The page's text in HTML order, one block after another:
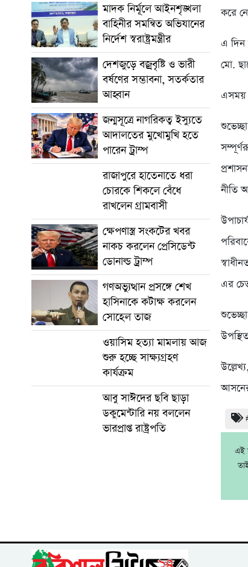
মাদক নির্মূলে আইনশৃঙ্খলা
বাহিনীর সমন্বিত অভিযানের
নির্দেশ স্বরাষ্ট্রমন্ত্রীর
দেশজুড়ে বজ্রবৃষ্টি ও ভারী
বর্ষণের সম্ভাবনা, সতর্কতার
আহ্বান
জন্মসূত্রে নাগরিকত্ব ইস্যুতে
আদালতের মুখোমুখি হতে
পারেন ট্রাম্প
রাজাপুরে হাতেনাতে ধরা
চোরকে শিকলে বেঁধে
রাখলেন গ্রামবাসী
ক্ষেপণাস্ত্র সংকটের খবর
নাকচ করলেন প্রেসিডেন্ট
ডোনাল্ড ট্রাম্প
গণঅভ্যুত্থান প্রসঙ্গে শেখ
হাসিনাকে কটাক্ষ করলেন
সোহেল তাজ
ওয়াসিম হত্যা মামলায় আজ
শুরু হচ্ছে সাক্ষ্যগ্রহণ
কার্যক্রম
আবু সাঈদের ছবি ছাড়া
ডকুমেন্টারি নয় বললেন
ভারপ্রাপ্ত রাষ্ট্রপতি
করে
এ দিন
মো.
এসময়
নীতি
এর
আসনের
এই